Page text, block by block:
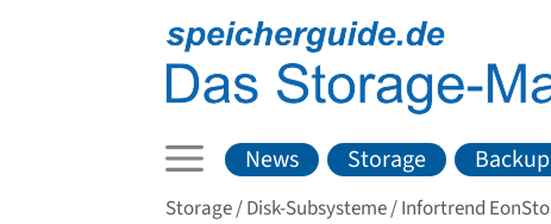
News Storage Backup
Storage Disk-Subsysteme Infortrend